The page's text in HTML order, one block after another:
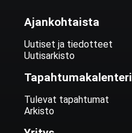
Ajankohtaista
Uutiset ja tiedotteet
Uutisarkisto
Tapahtumakalenteri
Tulevat tapahtumat
Arkisto